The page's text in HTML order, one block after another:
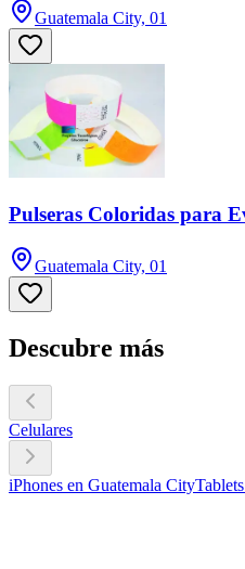
Guatemala City, 01
Pulseras Coloridas para
Guatemala City, 01
Descubre más
Celulares
iPhones en Guatemala City